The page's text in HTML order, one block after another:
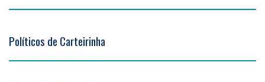
Políticos de Carteirinha